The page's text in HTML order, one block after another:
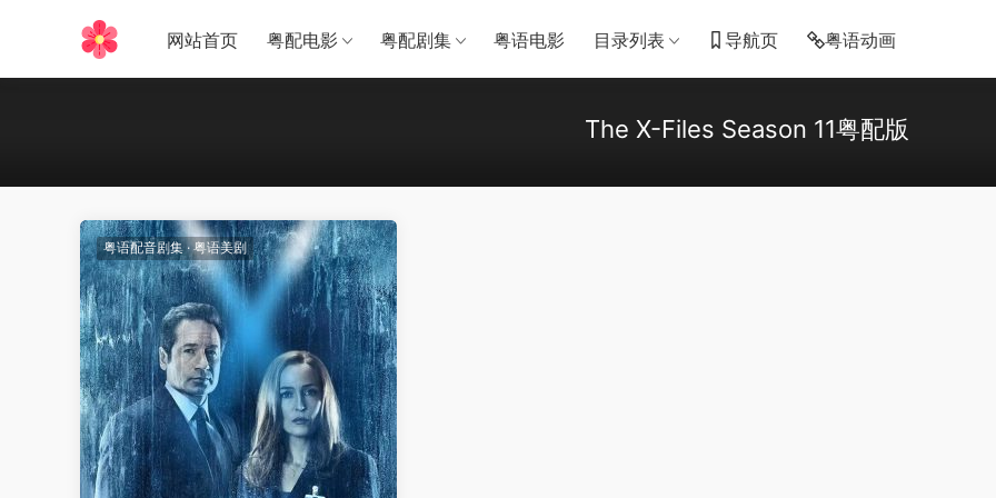
网站首页 粤配电影 粤配剧集 粤语电影 目录列表 导航页 粤语动画
The X-Files Season 11粤配版
粤语配音剧集 ·粤语美剧